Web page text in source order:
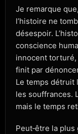
Je remarque
l’histoire ne
désespoir.
conscience
innocent
finit par
Le temps détruit
les souffrances.
mais le temps
Peut‑être la